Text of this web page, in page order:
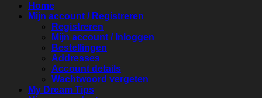
Home
Mijn account / Registreren
Registreren
Mijn account / Inloggen
Bestellingen
Addresses
Account details
Wachtwoord vergeten
My Dream Tips